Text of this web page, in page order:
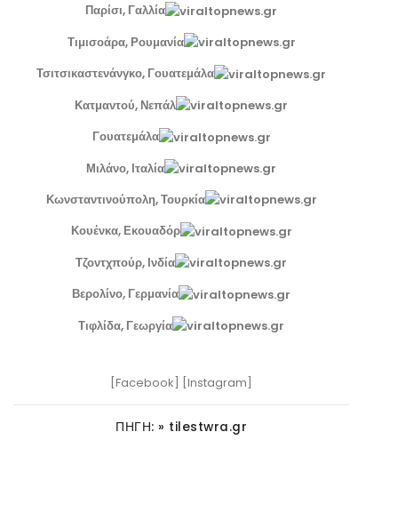
Παρίσι, Γαλλία
Τιμισοάρα, Ρουμανία
Τσιτσικαστενάνγκο, Γουατεμάλα
Κατμαντού, Νεπάλ
Γουατεμάλα
Μιλάνο, Ιταλία
Κωνσταντινούπολη, Τουρκία
Κουένκα, Εκουαδόρ
Τζοντχπούρ, Ινδία
Βερολίνο, Γερμανία
Τιφλίδα, Γεωργία
[Facebook] [Instagram]
ΠΗΓΗ: » tilestwra.gr